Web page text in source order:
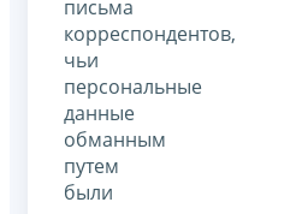
письма
корреспондентов,
чьи
персональные
данные
обманным
путем
были